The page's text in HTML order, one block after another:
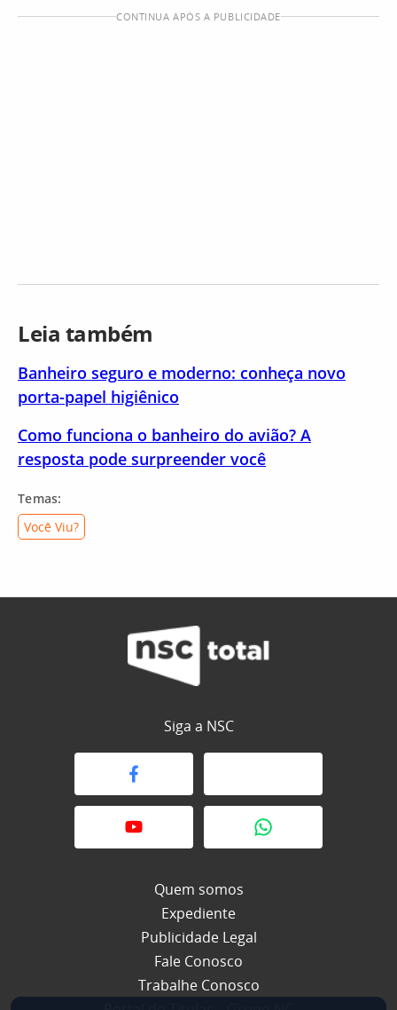
CONTINUA APÓS A PUBLICIDADE
Leia também
Banheiro seguro e moderno: conheça novo
porta-papel higiênico
Como funciona o banheiro do avião? A
resposta pode surpreender você
Temas:
Você Viu?
Siga a NSC
Quem somos
Expediente
Publicidade Legal
Fale Conosco
Trabalhe Conosco